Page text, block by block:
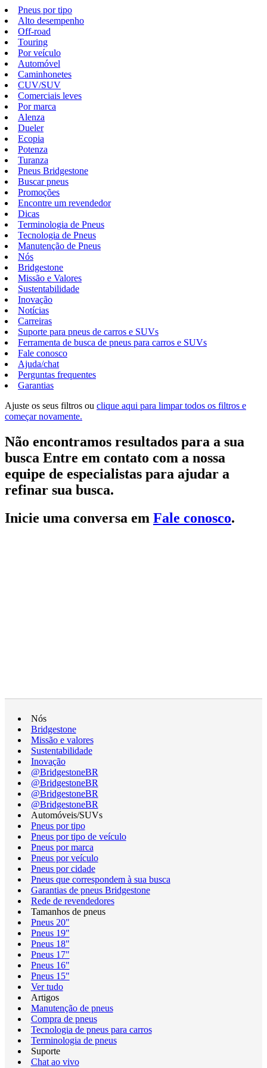
Pneus por tipo
Alto desempenho
Off-road
Touring
Por veículo
Automóvel
Caminhonetes
CUV/SUV
Comerciais leves
Por marca
Alenza
Dueler
Ecopia
Potenza
Turanza
Pneus Bridgestone
Buscar pneus
Promoções
Encontre um revendedor
Dicas
Terminologia de Pneus
Tecnologia de Pneus
Manutenção de Pneus
Nós
Bridgestone
Missão e Valores
Sustentabilidade
Inovação
Notícias
Carreiras
Suporte para pneus de carros e SUVs
Ferramenta de busca de pneus para carros e SUVs
Fale conosco
Ajuda/chat
Perguntas frequentes
Garantias
Ajuste os seus filtros ou clique aqui para limpar todos os filtros e
começar novamente.
Não encontramos resultados para a sua
busca Entre em contato com a nossa
equipe de especialistas para ajudar a
refinar sua busca.
Inicie uma conversa em Fale conosco.
Nós
Bridgestone
Missão e valores
Sustentabilidade
Inovação
@BridgestoneBR
@BridgestoneBR
@BridgestoneBR
@BridgestoneBR
Automóveis/SUVs
Pneus por tipo
Pneus por tipo de veículo
Pneus por marca
Pneus por veículo
Pneus por cidade
Pneus que correspondem à sua busca
Garantias de pneus Bridgestone
Rede de revendedores
Tamanhos de pneus
Pneus 20"
Pneus 19"
Pneus 18"
Pneus 17"
Pneus 16"
Pneus 15"
Ver tudo
Artigos
Manutenção de pneus
Compra de pneus
Tecnologia de pneus para carros
Terminologia de pneus
Suporte
Chat ao vivo